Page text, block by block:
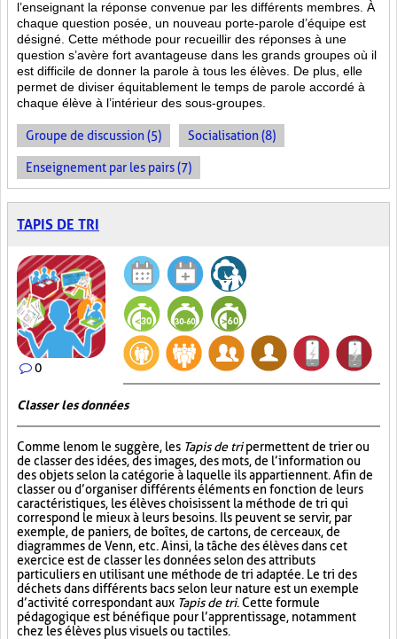
l’enseignant la réponse convenue par les différents membres. À
chaque question posée, un nouveau porte-parole d’équipe est
désigné. Cette méthode pour recueillir des réponses à une
question s’avère fort avantageuse dans les grands groupes où il
est difficile de donner la parole à tous les élèves. De plus, elle
permet de diviser équitablement le temps de parole accordé à
chaque élève à l’intérieur des sous-groupes.
Groupe de discussion (5) Socialisation (8)
Enseignement par les pairs (7)
TAPIS DE TRI
0
Classer les données
Comme le nom le suggère, les Tapis de tripermettent de trier ou
de classer des idées, des images, des mots, de l’information ou
des objets selon la catégorie à laquelle ils appartiennent. Afin de
classer ou d’organiser différents éléments en fonction de leurs
caractéristiques, les élèves choisissent la méthode de tri qui
correspond le mieux à leurs besoins. Ils peuvent se servir, par
exemple, de paniers, de boîtes, de cartons, de cerceaux, de
diagrammes de Venn, etc. Ainsi, la tâche des élèves dans cet
exercice est de classer les données selon des attributs
particuliers en utilisant une méthode de tri adaptée. Le tri des
déchets dans différents bacs selon leur nature est un exemple
d’activité correspondant aux Tapis de tri. Cette formule
pédagogique est bénéfique pour l’apprentissage, notamment
chez les élèves plus visuels ou tactiles.